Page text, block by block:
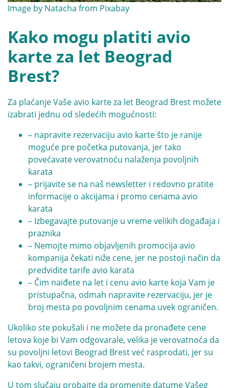
Image by Natacha from Pixabay
Kako mogu platiti avio
karte za let Beograd
Brest?
Za plaćanje Vaše avio karte za let Beograd Brest možete
izabrati jednu od sledećih mogućnosti:
– napravite rezervaciju avio karte što je ranije
moguće pre početka putovanja, jer tako
povećavate verovatnoću nalaženja povoljnih
karata
– prijavite se na naš newsletter i redovno pratite
informacije o akcijama i promo cenama avio
karata
– Izbegavajte putovanje u vreme velikih događaja i
praznika
– Nemojte mimo objavljenih promocija avio
kompanija čekati niže cene, jer ne postoji način da
predvidite tarife avio karata
– Čim naiđete na let i cenu avio karte koja Vam je
pristupačna, odmah napravite rezervaciju, jer je
broj mesta po povoljnim cenama uvek ograničen.
Ukoliko ste pokušali i ne možete da pronađete cene
letova koje bi Vam odgovarale, velika je verovatnoća da
su povoljni letovi Beograd Brest već rasprodati, jer su
kao takvi, ograničeni brojem mesta.
U tom slučaju probajte da promenite datume Vašeg